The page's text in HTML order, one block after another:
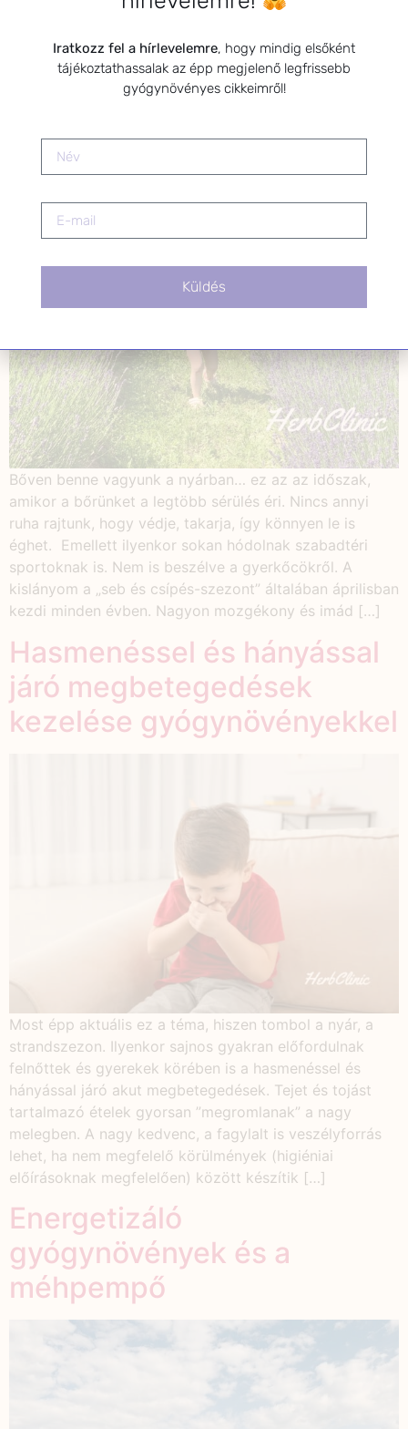
Napégés, rovarcsípések és
felületi hámsérülések
módszerekkel
Bőven benne vagyunk a nyárban… ez az az időszak,
amikor a bőrünket a legtöbb sérülés éri. Nincs annyi
ruha rajtunk, hogy védje, takarja, így könnyen le is
éghet. Emellett ilyenkor sokan hódolnak szabadtéri
sportoknak is. Nem is beszélve a gyerkőcökről. A
kislányom a „seb és csípés-szezont” általában áprilisban
kezdi minden évben. Nagyon mozgékony és imád […]
Hasmenéssel és hányással
járó megbetegedések
kezelése gyógynövényekkel
Most épp aktuális ez a téma, hiszen tombol a nyár, a
strandszezon. Ilyenkor sajnos gyakran előfordulnak
felnőttek és gyerekek körében is a hasmenéssel és
hányással járó akut megbetegedések. Tejet és tojást
tartalmazó ételek gyorsan ”megromlanak” a nagy
melegben. A nagy kedvenc, a fagylalt is veszélyforrás
lehet, ha nem megfelelő körülmények (higiéniai
előírásoknak megfelelően) között készítik […]
Energetizáló
gyógynövények és a
méhpempő
Iratkozz fel a hírlevelemre, hogy mindig elsőként
tájékoztathassalak az épp megjelenő legfrissebb
gyógynövényes cikkeimről!
Küldés